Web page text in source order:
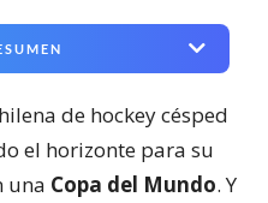
de hockey césped
el horizonte para su
una Copa del Mundo. Y